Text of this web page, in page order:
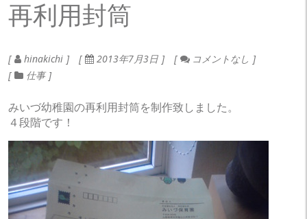
再利用封筒
hinakichi 2013年7月3日
コメントなし
仕事
みいづ幼稚園の再利用封筒を制作致しました。
４段階です！